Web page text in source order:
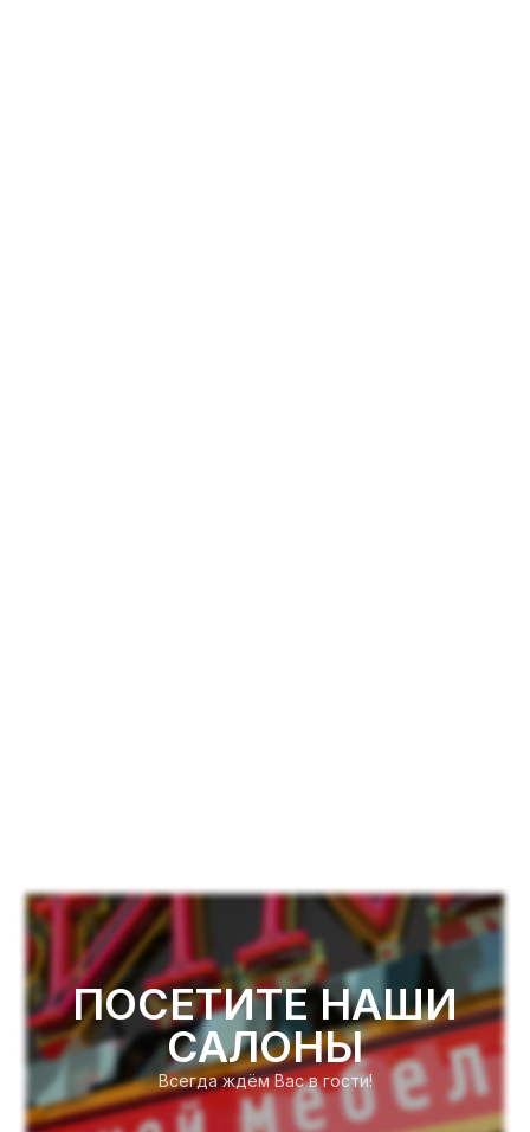
ПОСЕТИТЕ НАШИ
САЛОНЫ
Всегда ждём Вас в гости!